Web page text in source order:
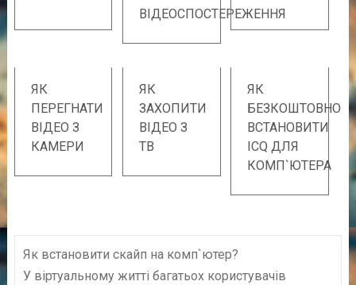
ВІДЕОСПОСТЕРЕЖЕННЯ
ЯК
ПЕРЕГНАТИ
ВІДЕО З
КАМЕРИ
ЯК
ЗАХОПИТИ
ВІДЕО З
ТВ
ЯК
БЕЗКОШТОВНО
ВСТАНОВИТИ
ICQ ДЛЯ
КОМП`ЮТЕРА
Як встановити скайп на комп`ютер?
У віртуальному житті багатьох користувачів